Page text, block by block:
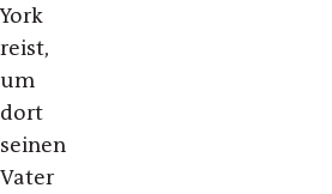
York
reist,
um
dort
seinen
Vater